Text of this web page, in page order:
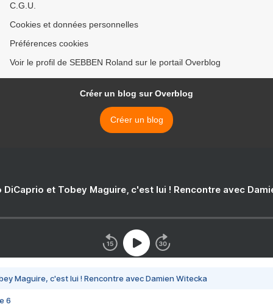
C.G.U.
Cookies et données personnelles
Préférences cookies
Voir le profil de SEBBEN Roland sur le portail Overblog
Créer un blog sur Overblog
Créer un blog
DiCaprio et Tobey Maguire, c'est lui ! Rencontre avec
Maguire, c'est lui ! Rencontre avec Damien Witecka
6